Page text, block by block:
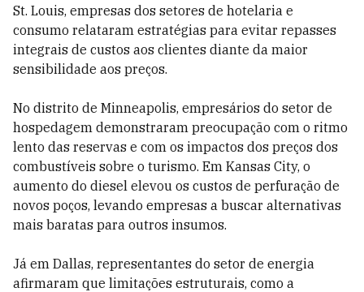
St. Louis, empresas dos setores de hotelaria e
consumo relataram estratégias para evitar repasses
integrais de custos aos clientes diante da maior
sensibilidade aos preços.
No distrito de Minneapolis, empresários do setor de
hospedagem demonstraram preocupação com o ritmo
lento das reservas e com os impactos dos preços dos
combustíveis sobre o turismo. Em Kansas City, o
aumento do diesel elevou os custos de perfuração de
novos poços, levando empresas a buscar alternativas
mais baratas para outros insumos.
Já em Dallas, representantes do setor de energia
afirmaram que limitações estruturais, como a